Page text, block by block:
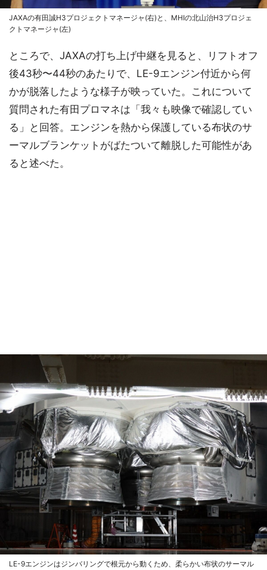
JAXAの有田誠H3プロジェクトマネージャ(右)と、MHIの北山治H3プロジェ
クトマネージャ(左)
ところで、JAXAの打ち上げ中継を見ると、リフトオフ
後43秒〜44秒のあたりで、LE-9エンジン付近から何
かが脱落したような様子が映っていた。これについて
質問された有田プロマネは「我々も映像で確認してい
る」と回答。エンジンを熱から保護している布状のサ
ーマルブランケットがばたついて離脱した可能性があ
ると述べた。
LE-9エンジンはジンバリングで根元から動くため、柔らかい布状のサーマル